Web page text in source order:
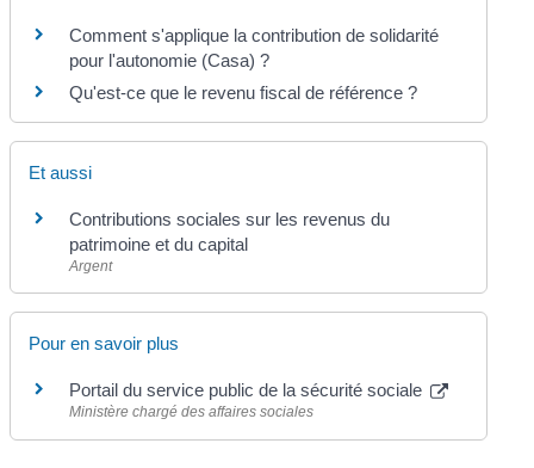
Comment s'applique la contribution de solidarité
pour l'autonomie (Casa) ?
Qu'est-ce que le revenu fiscal de référence ?
Et aussi
Contributions sociales sur les revenus du
patrimoine et du capital
Argent
Pour en savoir plus
Portail du service public de la sécurité sociale
Ministère chargé des affaires sociales